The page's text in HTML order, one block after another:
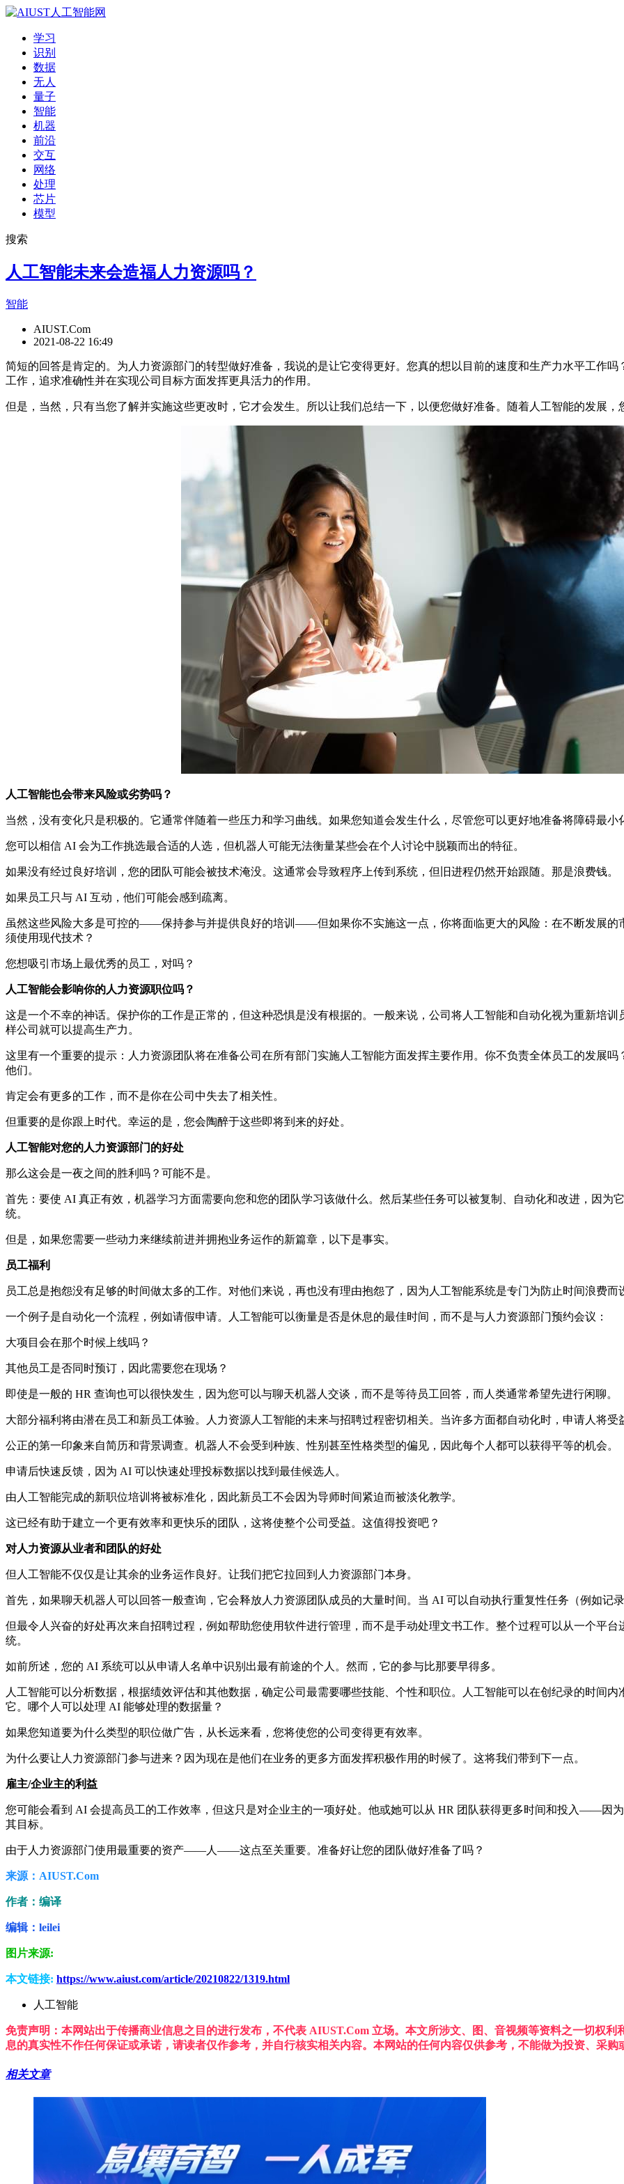
学习
识别
数据
无人
量子
智能
机器
前沿
交互
网络
处理
芯片
模型
搜索
人工智能未来会造福人力资源吗？
智能
AIUST.Com
2021-08-22 16:49
简短的回答是肯定的。为人力资源部门的转型做好准备，我说的是让它变得更好。您真的想以目前的速度和生产力水平工作
工作，追求准确性并在实现公司目标方面发挥更具活力的作用。
但是，当然，只有当您了解并实施这些更改时，它才会发生。所以让我们总结一下，以便您做好准备。随着人工智能的发展，
人工智能也会带来风险或劣势吗？
当然，没有变化只是积极的。它通常伴随着一些压力和学习曲线。如果您知道会发生什么，尽管您可以更好地准备将障碍最小
您可以相信 AI 会为工作挑选最合适的人选，但机器人可能无法衡量某些会在个人讨论中脱颖而出的特征。
如果没有经过良好培训，您的团队可能会被技术淹没。这通常会导致程序上传到系统，但旧进程仍然开始跟随。那是浪费钱。
如果员工只与 AI 互动，他们可能会感到疏离。
虽然这些风险大多是可控的——保持参与并提供良好的培训——但如果你不实施这一点，你将面临更大的风险：在不断发展的
须使用现代技术？
您想吸引市场上最优秀的员工，对吗？
人工智能会影响你的人力资源职位吗？
这是一个不幸的神话。保护你的工作是正常的，但这种恐惧是没有根据的。一般来说，公司将人工智能和自动化视为重新
样公司就可以提高生产力。
这里有一个重要的提示：人力资源团队将在准备公司在所有部门实施人工智能方面发挥主要作用。你不负责全体员工的发展
他们。
肯定会有更多的工作，而不是你在公司中失去了相关性。
但重要的是你跟上时代。幸运的是，您会陶醉于这些即将到来的好处。
人工智能对您的人力资源部门的好处
那么这会是一夜之间的胜利吗？可能不是。
首先：要使 AI 真正有效，机器学习方面需要向您和您的团队学习该做什么。然后某些任务可以被复制、自动化和改进，因为
统。
但是，如果您需要一些动力来继续前进并拥抱业务运作的新篇章，以下是事实。
员工福利
员工总是抱怨没有足够的时间做太多的工作。对他们来说，再也没有理由抱怨了，因为人工智能系统是专门为防止时间浪费而
一个例子是自动化一个流程，例如请假申请。人工智能可以衡量是否是休息的最佳时间，而不是与人力资源部门预约会议：
大项目会在那个时候上线吗？
其他员工是否同时预订，因此需要您在现场？
即使是一般的 HR 查询也可以很快发生，因为您可以与聊天机器人交谈，而不是等待员工回答，而人类通常希望先进行闲聊。
大部分福利将由潜在员工和新员工体验。人力资源人工智能的未来与招聘过程密切相关。当许多方面都自动化时，申请人将受
公正的第一印象来自简历和背景调查。机器人不会受到种族、性别甚至性格类型的偏见，因此每个人都可以获得平等的机会。
申请后快速反馈，因为 AI 可以快速处理投标数据以找到最佳候选人。
由人工智能完成的新职位培训将被标准化，因此新员工不会因为导师时间紧迫而被淡化教学。
这已经有助于建立一个更有效率和更快乐的团队，这将使整个公司受益。这值得投资吧？
对人力资源从业者和团队的好处
但人工智能不仅仅是让其余的业务运作良好。让我们把它拉回到人力资源部门本身。
首先，如果聊天机器人可以回答一般查询，它会释放人力资源团队成员的大量时间。当 AI 可以自动执行重复性任务（例如记
但最令人兴奋的好处再次来自招聘过程，例如帮助您使用软件进行管理，而不是手动处理文书工作。整个过程可以从一个平
统。
如前所述，您的 AI 系统可以从申请人名单中识别出最有前途的个人。然而，它的参与比那要早得多。
人工智能可以分析数据，根据绩效评估和其他数据，确定公司最需要哪些技能、个性和职位。人工智能可以在创纪录的时间
它。哪个人可以处理 AI 能够处理的数据量？
如果您知道要为什么类型的职位做广告，从长远来看，您将使您的公司变得更有效率。
为什么要让人力资源部门参与进来？因为现在是他们在业务的更多方面发挥积极作用的时候了。这将我们带到下一点。
雇主/企业主的利益
您可能会看到 AI 会提高员工的工作效率，但这只是对企业主的一项好处。他或她可以从 HR 团队获得更多时间和投入——
其目标。
由于人力资源部门使用最重要的资产——人——这点至关重要。准备好让您的团队做好准备了吗？
来源：AIUST.Com
作者：编译
编辑：leilei
图片来源:
本文链接: https://www.aiust.com/article/20210822/1319.html
人工智能
免责声明：本网站出于传播商业信息之目的进行发布，不代表 AIUST.Com 立场。本文所涉文、图、音视频等资料之一切权
息的真实性不作任何保证或承诺，请读者仅作参考，并自行核实相关内容。本网站的任何内容仅供参考，不能做为投资、采购
相关文章